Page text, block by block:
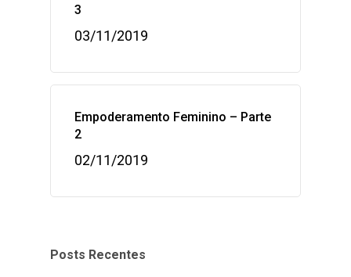
3
03/11/2019
Empoderamento Feminino – Parte
2
02/11/2019
Posts Recentes